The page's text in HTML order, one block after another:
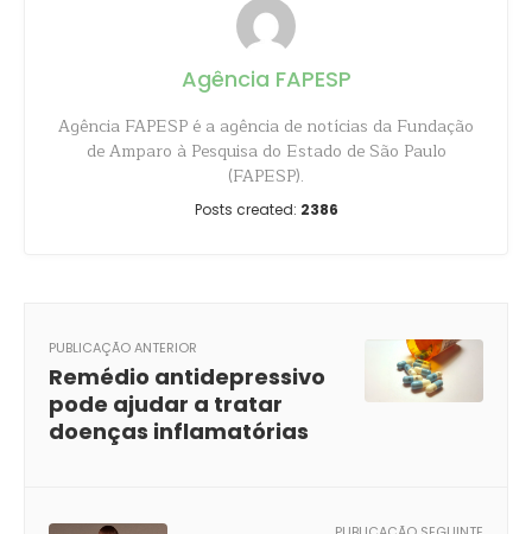
Agência FAPESP
Agência FAPESP é a agência de notícias da Fundação
de Amparo à Pesquisa do Estado de São Paulo
(FAPESP).
Posts created: 2386
PUBLICAÇÃO ANTERIOR
Remédio antidepressivo
pode ajudar a tratar
doenças inflamatórias